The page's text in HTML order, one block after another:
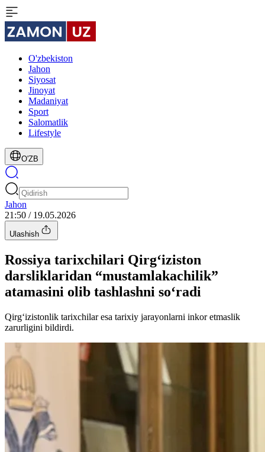
O'zbekiston
Jahon
Siyosat
Jinoyat
Madaniyat
Sport
Salomatlik
Lifestyle
O'ZB
Jahon
21:50 / 19.05.2026
Ulashish
Rossiya tarixchilari Qirg‘iziston
darsliklaridan “mustamlakachilik”
atamasini olib tashlashni so‘radi
Qirg‘izistonlik tarixchilar esa tarixiy jarayonlarni inkor etmaslik
zarurligini bildirdi.